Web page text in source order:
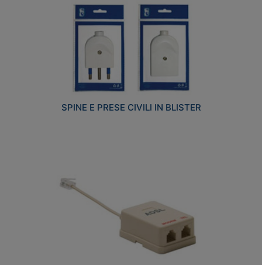
SPINE E PRESE CIVILI IN BLISTER